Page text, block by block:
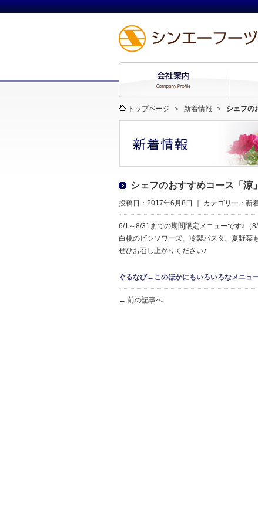
トップページ ＞ 新着情報 ＞ シェフの
シェフのおすすめコース「涼」
投稿日：2017年6月8日 ｜ カテゴリー： 新
6/1～8/31までの期間限定メニューです♪（
白桃のビシソワーズ、冷製パスタ、夏野菜
ぜひお召し上がりください♪
ぐるなび←このほかにもいろいろなメニュ
← 前の記事へ